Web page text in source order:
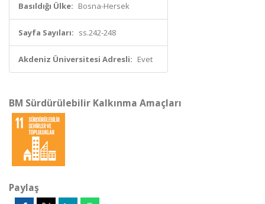
Basıldığı Ülke: Bosna-Hersek
Sayfa Sayıları: ss.242-248
Akdeniz Üniversitesi Adresli: Evet
BM Sürdürülebilir Kalkınma Amaçları
Paylaş